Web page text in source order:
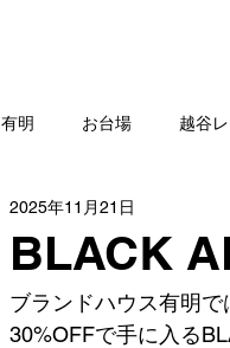
有明 お台場 越谷
BLACK
2025年11月21日
ブランドハウス有明
30%OFFで手に入る